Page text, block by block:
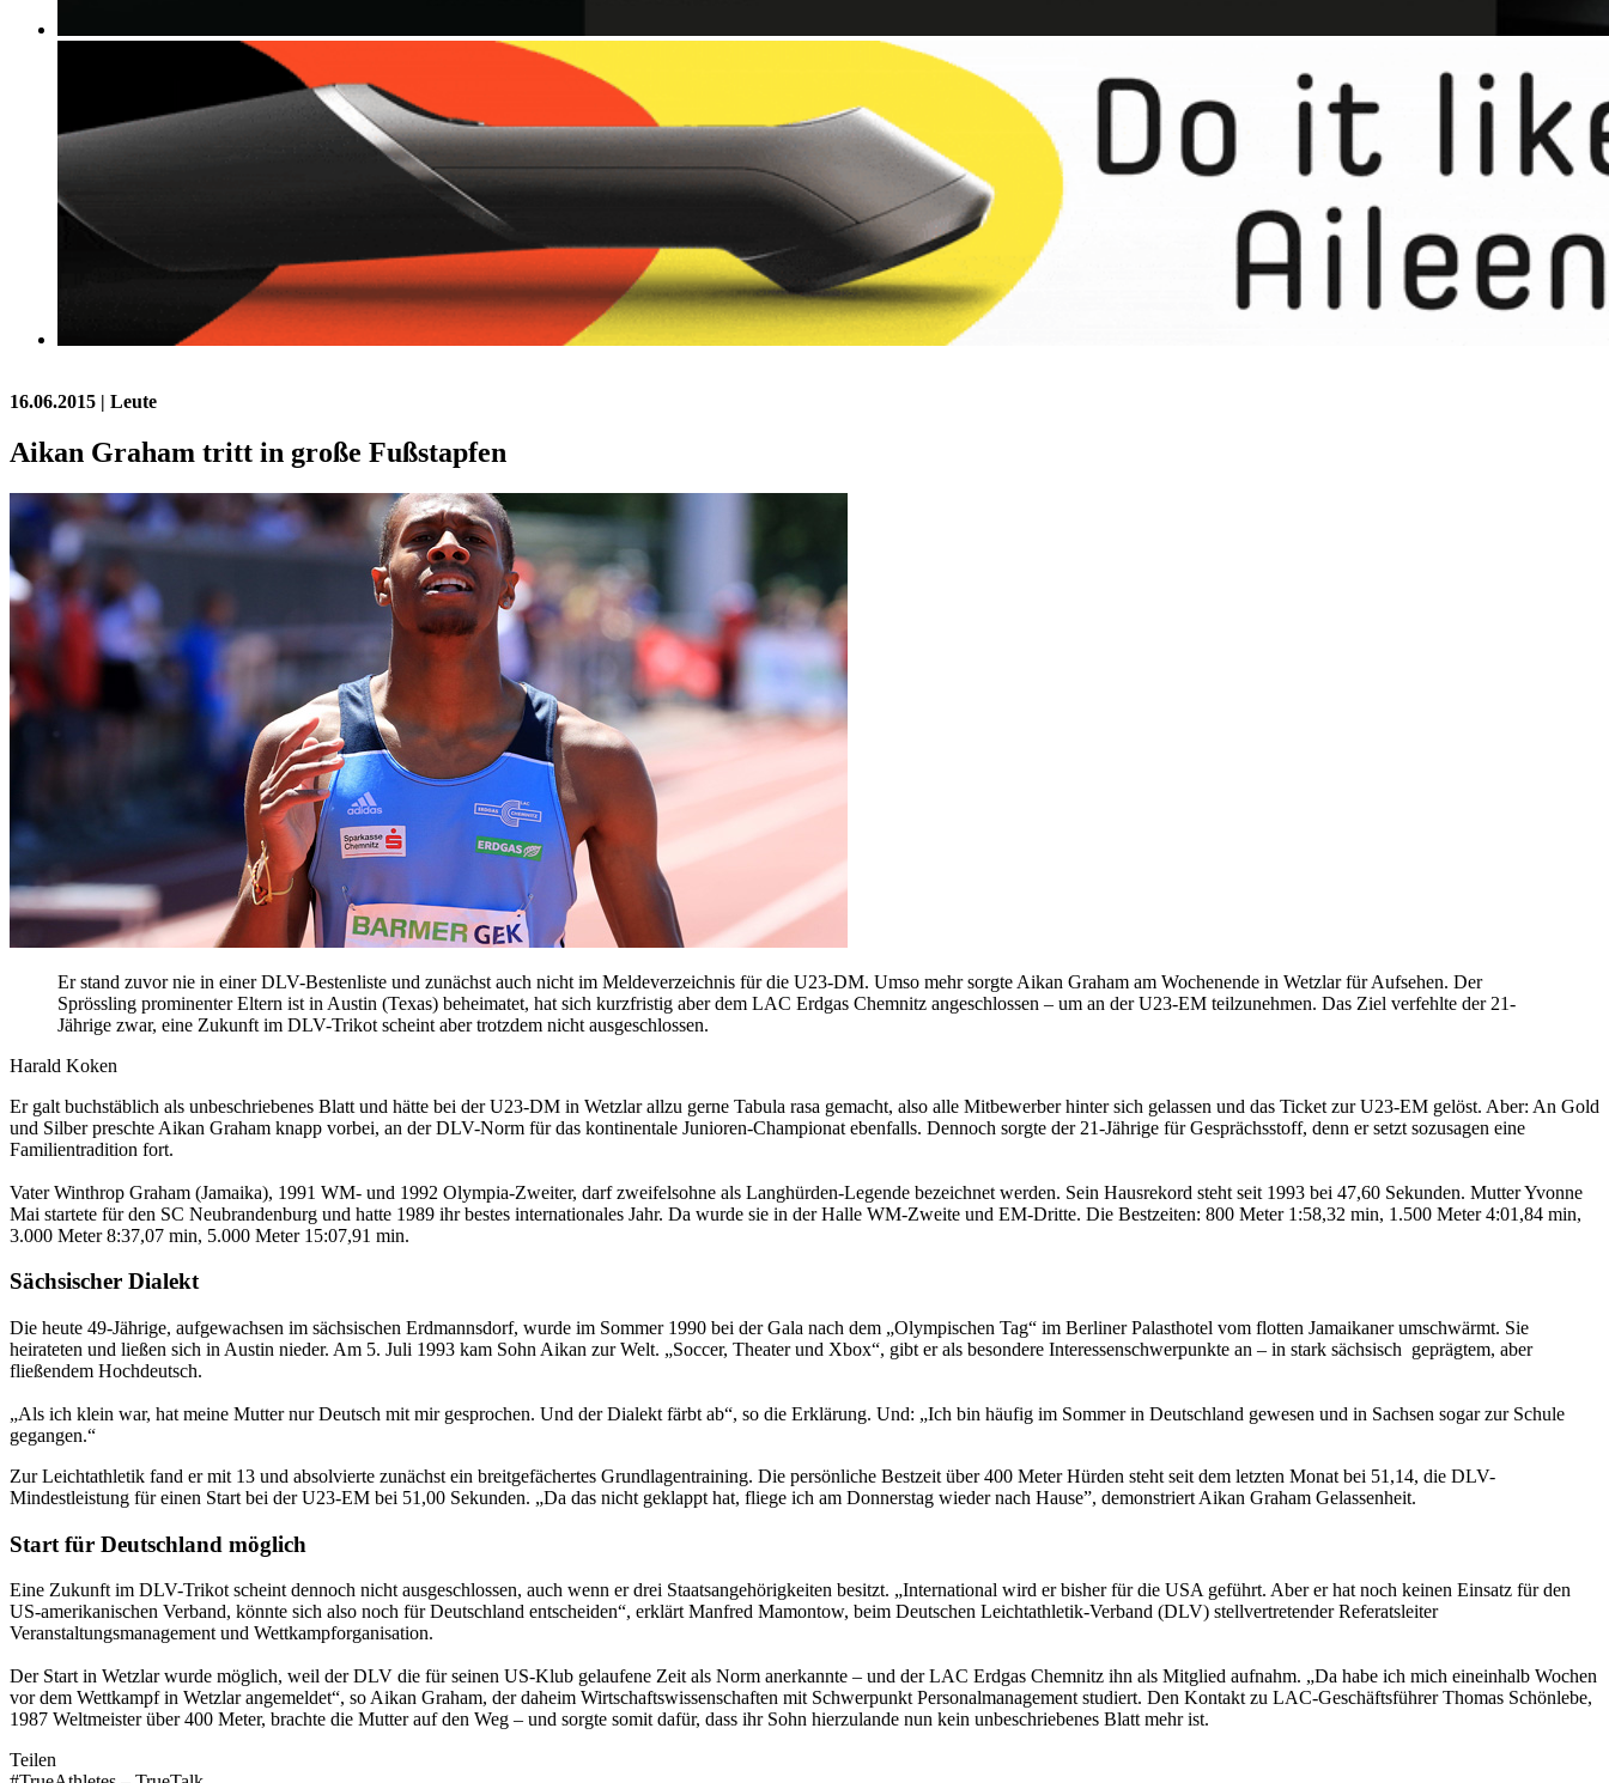
16.06.2015 | Leute
Aikan Graham tritt in große Fußstapfen
Er stand zuvor nie in einer DLV-Bestenliste und zunächst auch nicht im Meldeverzeichnis für die U23-DM. Umso mehr sorgte Aikan Graham am Wochenende in Wetzlar für Aufsehen. Der
Sprössling prominenter Eltern ist in Austin (Texas) beheimatet, hat sich kurzfristig aber dem LAC Erdgas Chemnitz angeschlossen – um an der U23-EM teilzunehmen. Das Ziel verfehlte der 21-
Jährige zwar, eine Zukunft im DLV-Trikot scheint aber trotzdem nicht ausgeschlossen.
Harald Koken
Er galt buchstäblich als unbeschriebenes Blatt und hätte bei der U23-DM in Wetzlar allzu gerne Tabula rasa gemacht, also alle Mitbewerber hinter sich gelassen und das Ticket zur U23-EM gelöst. Aber: An Gold
und Silber preschte Aikan Graham knapp vorbei, an der DLV-Norm für das kontinentale Junioren-Championat ebenfalls. Dennoch sorgte der 21-Jährige für Gesprächsstoff, denn er setzt sozusagen eine
Familientradition fort.
Vater Winthrop Graham (Jamaika), 1991 WM- und 1992 Olympia-Zweiter, darf zweifelsohne als Langhürden-Legende bezeichnet werden. Sein Hausrekord steht seit 1993 bei 47,60 Sekunden. Mutter Yvonne
Mai startete für den SC Neubrandenburg und hatte 1989 ihr bestes internationales Jahr. Da wurde sie in der Halle WM-Zweite und EM-Dritte. Die Bestzeiten: 800 Meter 1:58,32 min, 1.500 Meter 4:01,84 min,
3.000 Meter 8:37,07 min, 5.000 Meter 15:07,91 min.
Sächsischer Dialekt
Die heute 49-Jährige, aufgewachsen im sächsischen Erdmannsdorf, wurde im Sommer 1990 bei der Gala nach dem „Olympischen Tag“ im Berliner Palasthotel vom flotten Jamaikaner umschwärmt. Sie
heirateten und ließen sich in Austin nieder. Am 5. Juli 1993 kam Sohn Aikan zur Welt. „Soccer, Theater und Xbox“, gibt er als besondere Interessenschwerpunkte an – in stark sächsisch geprägtem, aber
fließendem Hochdeutsch.
„Als ich klein war, hat meine Mutter nur Deutsch mit mir gesprochen. Und der Dialekt färbt ab“, so die Erklärung. Und: „Ich bin häufig im Sommer in Deutschland gewesen und in Sachsen sogar zur Schule
gegangen.“
Zur Leichtathletik fand er mit 13 und absolvierte zunächst ein breitgefächertes Grundlagentraining. Die persönliche Bestzeit über 400 Meter Hürden steht seit dem letzten Monat bei 51,14, die DLV-
Mindestleistung für einen Start bei der U23-EM bei 51,00 Sekunden. „Da das nicht geklappt hat, fliege ich am Donnerstag wieder nach Hause”, demonstriert Aikan Graham Gelassenheit.
Start für Deutschland möglich
Eine Zukunft im DLV-Trikot scheint dennoch nicht ausgeschlossen, auch wenn er drei Staatsangehörigkeiten besitzt. „International wird er bisher für die USA geführt. Aber er hat noch keinen Einsatz für den
US-amerikanischen Verband, könnte sich also noch für Deutschland entscheiden“, erklärt Manfred Mamontow, beim Deutschen Leichtathletik-Verband (DLV) stellvertretender Referatsleiter
Veranstaltungsmanagement und Wettkampforganisation.
Der Start in Wetzlar wurde möglich, weil der DLV die für seinen US-Klub gelaufene Zeit als Norm anerkannte – und der LAC Erdgas Chemnitz ihn als Mitglied aufnahm. „Da habe ich mich eineinhalb Wochen
vor dem Wettkampf in Wetzlar angemeldet“, so Aikan Graham, der daheim Wirtschaftswissenschaften mit Schwerpunkt Personalmanagement studiert. Den Kontakt zu LAC-Geschäftsführer Thomas Schönlebe,
1987 Weltmeister über 400 Meter, brachte die Mutter auf den Weg – und sorgte somit dafür, dass ihr Sohn hierzulande nun kein unbeschriebenes Blatt mehr ist.
Teilen